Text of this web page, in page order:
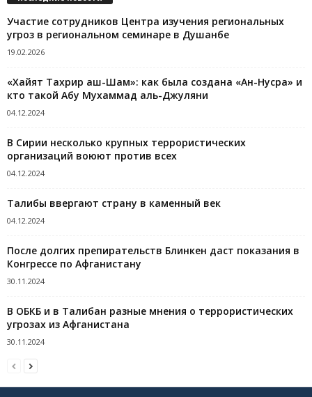
Участие сотрудников Центра изучения региональных
угроз в региональном семинаре в Душанбе
19.02.2026
«Хайят Тахрир аш-Шам»: как была создана «Ан-Нусра» и
кто такой Абу Мухаммад аль-Джуляни
04.12.2024
В Сирии несколько крупных террористических
организаций воюют против всех
04.12.2024
Талибы ввергают страну в каменный век
04.12.2024
После долгих препирательств Блинкен даст показания в
Конгрессе по Афганистану
30.11.2024
В ОБКБ и в Талибан разные мнения о террористических
угрозах из Афганистана
30.11.2024